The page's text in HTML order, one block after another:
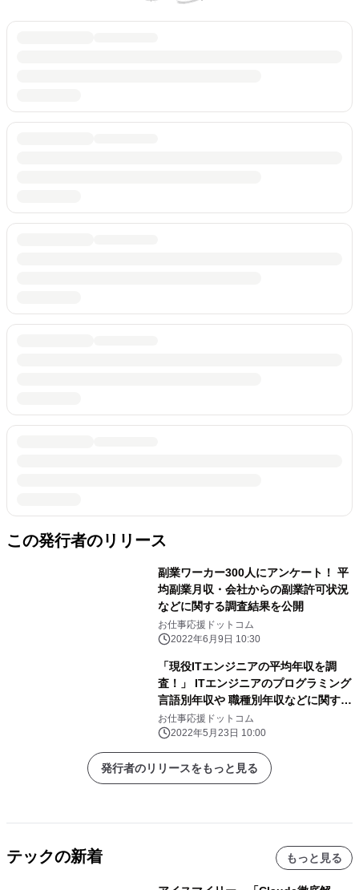
この発行者のリリース
副業ワーカー300人にアンケート！ 平
均副業月収・会社からの副業許可状況
などに関する調査結果を公開
お仕事応援ドットコム
2022年6月9日 10:30
「現役ITエンジニアの平均年収を調
査！」 ITエンジニアのプログラミング
言語別年収や 職種別年収などに関する
調査結果を公開
お仕事応援ドットコム
2022年5月23日 10:00
発行者のリリースをもっと見る
テックの新着 もっと見る